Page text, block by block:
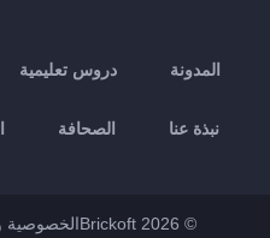
المدونة دروس تعليمية
نبذة عنا الصحافة
© 2026 Brickoft الخصوصية